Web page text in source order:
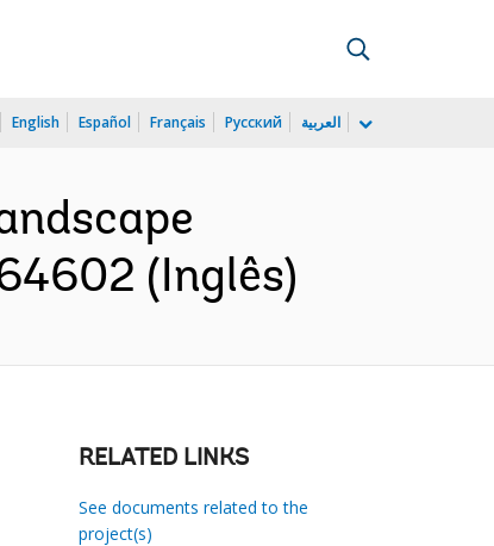
English Español Français Русский العربية
(Inglês)
RELATED LINKS
See documents related to the
project(s)